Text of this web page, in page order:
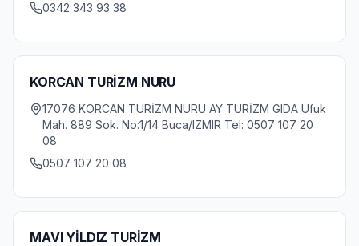
0342 343 93 38
KORCAN TURİZM NURU
17076 KORCAN TURİZM NURU AY TURİZM GIDA Ufuk
Mah. 889 Sok. No:1/14 Buca/IZMIR Tel: 0507 107 20
08
0507 107 20 08
MAVI YİLDIZ TURİZM